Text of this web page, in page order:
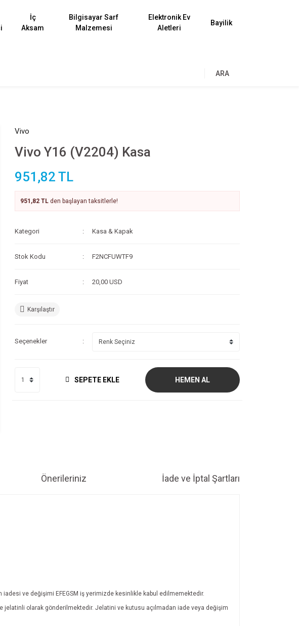
İç
Aksam
Bilgisayar Sarf
Malzemesi
Elektronik Ev
Aletleri
Bayilik
ARA
Vivo
Vivo Y16 (V2204) Kasa
951,82 TL
951,82 TL den başlayan taksitlerle!
Kategori Kasa & Kapak
Stok Kodu F2NCFUWTF9
Fiyat 20,00 USD
Karşılaştır
Seçenekler
SEPETE EKLE HEMEN AL
Önerileriniz İade ve İptal Şartları
iadesi ve değişimi EFEGSM iş yerimizde kesinlikle kabul edilmemektedir.
jelatinli olarak gönderilmektedir. Jelatini ve kutusu açılmadan iade veya değişim